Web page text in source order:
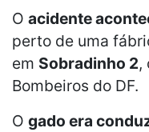
O acidente
perto de uma
em Sobradinho 2,
Bombeiros do DF.
O gado era